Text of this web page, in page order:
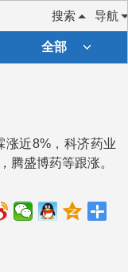
导航
搜索
全部
近8%，科济药业
腾盛博药等跟涨。